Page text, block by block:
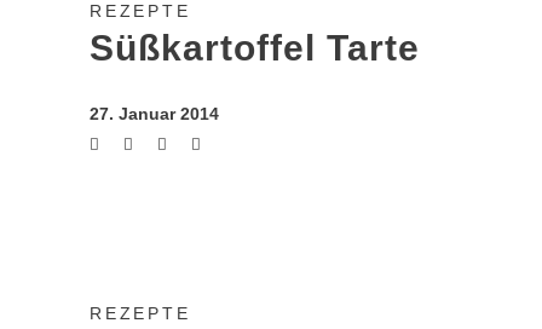
REZEPTE
Süßkartoffel Tarte
27. Januar 2014
REZEPTE